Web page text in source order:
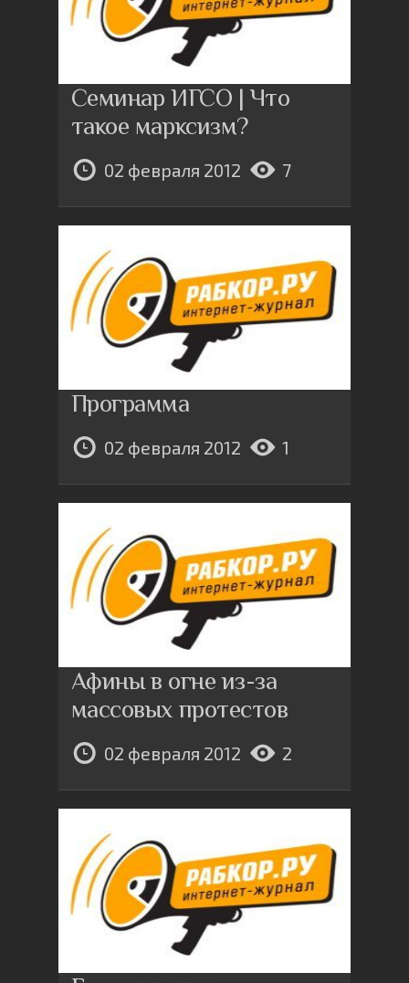
Семинар ИГСО | Что
такое марксизм?
02 февраля 2012 7
Программа
02 февраля 2012 1
Афины в огне из-за
массовых протестов
02 февраля 2012 2